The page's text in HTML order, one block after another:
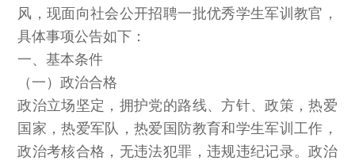
风，现面向社会公开招聘一批优秀学生军训教官，
具体事项公告如下：
一、基本条件
（一）政治合格
政治立场坚定，拥护党的路线、方针、政策，热爱
国家，热爱军队，热爱国防教育和学生军训工作，
政治考核合格，无违法犯罪，违规违纪记录。政治